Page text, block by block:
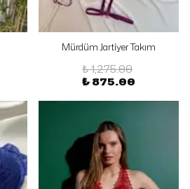
Mürdüm Jartiyer Takım
₺ 1,275.00
₺ 875.00